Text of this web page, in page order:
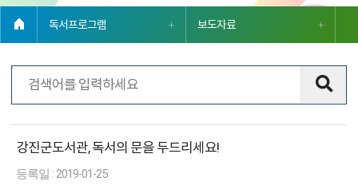
독서프로그램 보도자료
전체 111건
도
자
강진군도서관, 독서의 문을 두드리세요!
2019-01-25